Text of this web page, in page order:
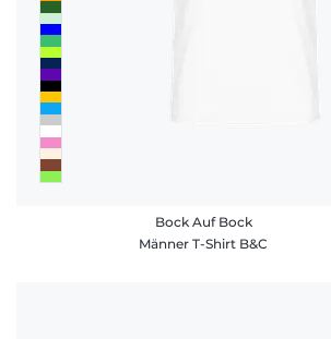
Bock Auf Bock
Männer T-Shirt B&C